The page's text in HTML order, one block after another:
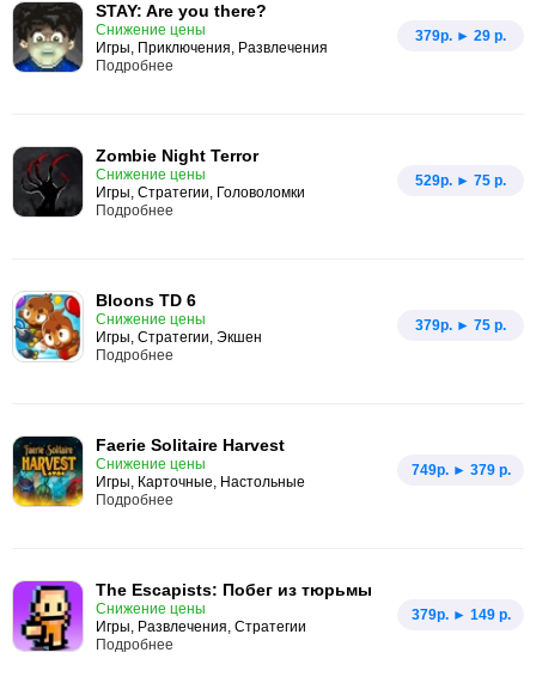
STAY: Are you there?
Снижение цены
Игры, Приключения, Развлечения
379p. ► 29 р.
Подробнее
Zombie Night Terror
Снижение цены
Игры, Стратегии, Головоломки
529p. ► 75 р.
Подробнее
Bloons TD 6
Снижение цены
Игры, Стратегии, Экшен
379p. ► 75 р.
Подробнее
Faerie Solitaire Harvest
Снижение цены
Игры, Карточные, Настольные
749p. ► 379 р.
Подробнее
The Escapists: Побег из тюрьмы
Снижение цены
Игры, Развлечения, Стратегии
379p. ► 149 р.
Подробнее